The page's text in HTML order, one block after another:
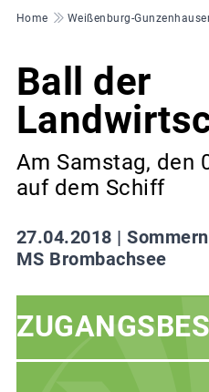
Pfadnavigation
Home Weißenburg-
Ball der
Am Samstag, den
auf dem Schiff
27.04.2018 |
MS Brombachsee